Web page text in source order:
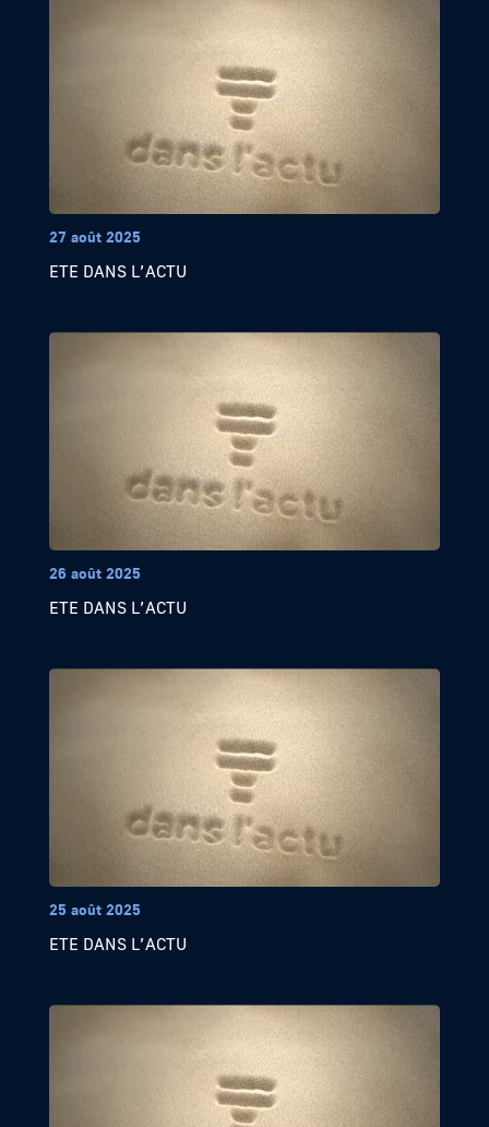
27 août 2025
ETE DANS L’ACTU
26 août 2025
ETE DANS L’ACTU
25 août 2025
ETE DANS L’ACTU